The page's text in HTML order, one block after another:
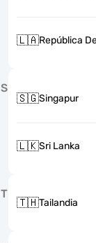
🇱🇦República
S
🇸🇬Singapur
🇱🇰Sri Lanka
T
🇹🇭Tailandia